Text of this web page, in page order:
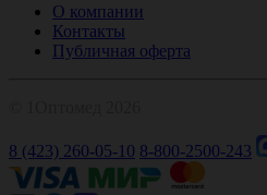
О компании
Контакты
Публичная оферта
8 (423) 260-05-10 8-800-2500-243